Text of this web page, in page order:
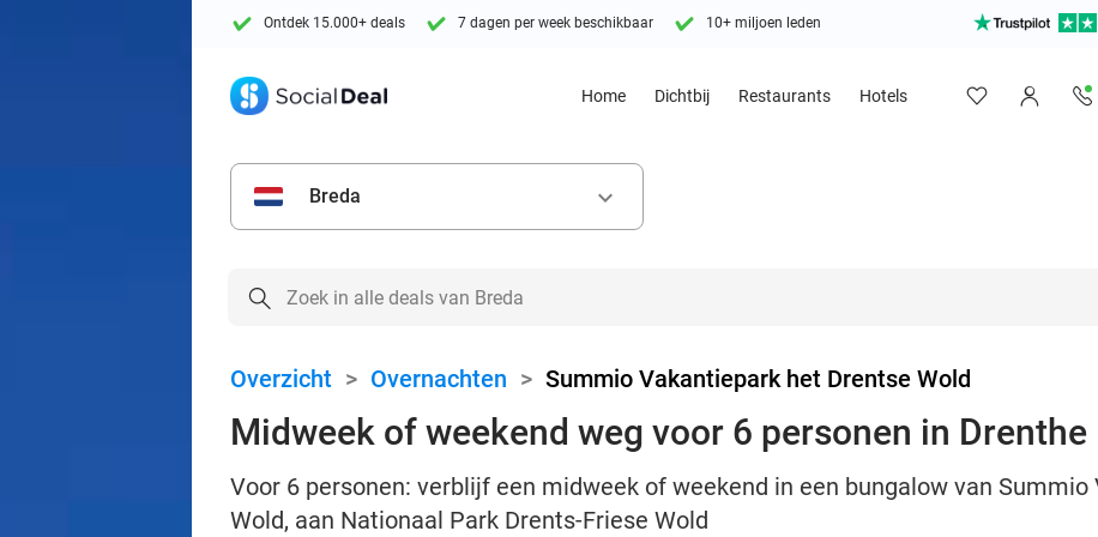
Ontdek 15.000+ deals 7 dagen per week beschikbaar 10+ miljoen leden
Home Dichtbij Restaurants Hotels
Breda keyboard_arrow_down
Overzicht > Overnachten > Summio Vakantiepark het Drentse Wold
Midweek of weekend weg voor 6 personen in Drenthe
Voor 6 personen: verblijf een midweek of weekend in een bungalow van
Wold, aan Nationaal Park Drents-Friese Wold